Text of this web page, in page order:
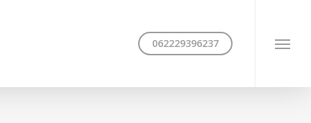
062229396237 Menu